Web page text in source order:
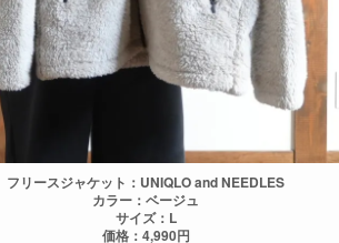
フリースジャケット：UNIQLO and NEEDLES
カラー：ベージュ
サイズ：L
価格：4,990円